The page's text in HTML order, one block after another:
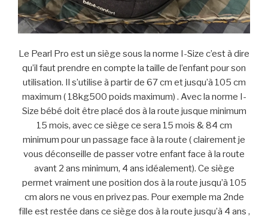
Le Pearl Pro est un siège sous la norme I-Size c’est à dire
qu’il faut prendre en compte la taille de l’enfant pour son
utilisation. Il s’utilise à partir de 67 cm et jusqu’à 105 cm
maximum ( 18kg500 poids maximum) . Avec la norme I-
Size bébé doit être placé dos à la route jusque minimum
15 mois, avec ce siège ce sera 15 mois & 84 cm
minimum pour un passage face à la route ( clairement je
vous déconseille de passer votre enfant face à la route
avant 2 ans minimum, 4 ans idéalement). Ce siège
permet vraiment une position dos à la route jusqu’à 105
cm alors ne vous en privez pas. Pour exemple ma 2nde
fille est restée dans ce siège dos à la route jusqu’à 4 ans ,